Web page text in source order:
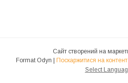
Сайт створений на
Format Odyn | Поскаржитися на контент
Select